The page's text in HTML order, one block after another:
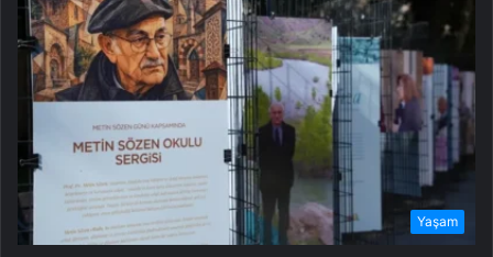
Yaşam